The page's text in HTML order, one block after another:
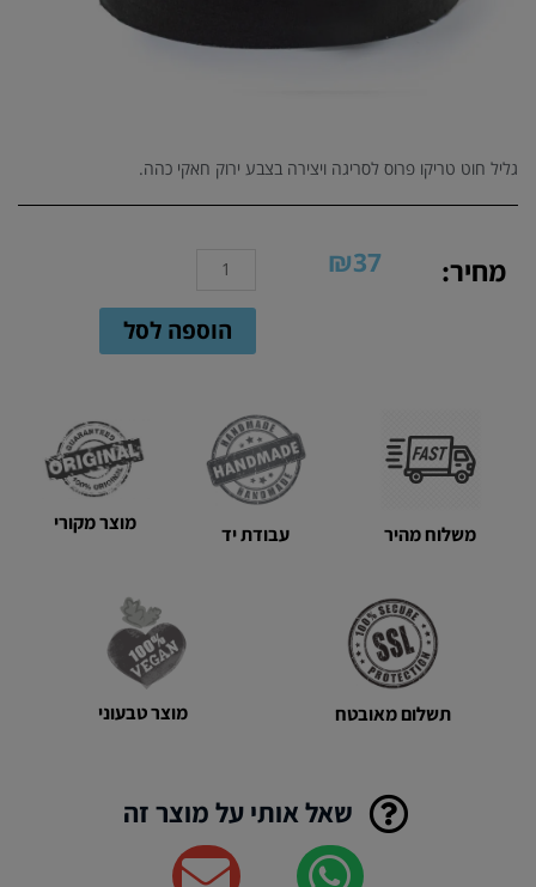
גליל חוט טריקו פרוס לסריגה ויצירה בצבע ירוק חאקי כהה.
מחיר: ₪37
כמות
503
פרוס
איכותי
בצבע
ירוק
הוספה לסל
משלוח מהיר עבודת יד מוצר מקורי
תשלום מאובטח מוצר טבעוני
שאל אותי על מוצר זה